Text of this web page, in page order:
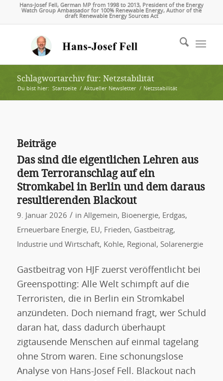
Hans-Josef Fell, German MP from 1998 to 2013, President of the Energy
Watch Group Ambassador for 100% Renewable Energy, Author of the
draft Renewable Energy Sources Act
Schlagwortarchiv für: Netzstabilität
Du bist hier: Startseite / Aktueller Newsletter / Netzstabilität
Beiträge
Das sind die eigentlichen Lehren aus
dem Terroranschlag auf ein
Stromkabel in Berlin und dem daraus
resultierenden Blackout
9. Januar 2026 / in Allgemein, Bioenergie, Erdgas,
Erneuerbare Energie, EU, Frieden, Gastbeitrag,
Industrie und Wirtschaft, Kohle, Regional , Solarenergie
Gastbeitrag von HJF zuerst veröffentlicht bei
Greenspotting: Alle Welt schimpft auf die
Terroristen, die in Berlin ein Stromkabel
anzündeten. Doch niemand fragt, wer Schuld
daran hat, dass dadurch überhaupt
zigtausende Menschen auf einmal tagelang
ohne Strom waren. Eine schonungslose
Analyse von Hans-Josef Fell. Blackout nach